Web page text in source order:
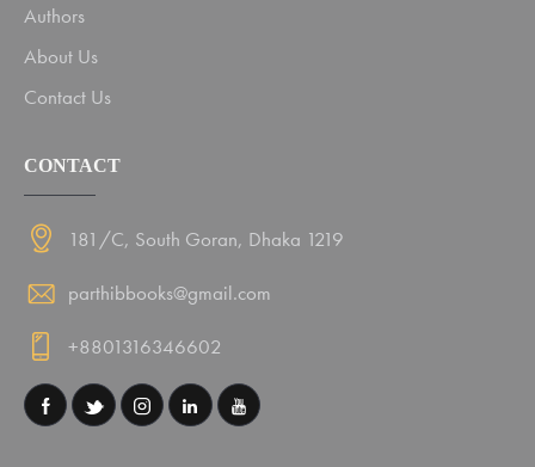
Authors
About Us
Contact Us
CONTACT
181/C, South Goran, Dhaka 1219
parthibbooks@gmail.com
+8801316346602